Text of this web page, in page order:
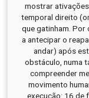
mostrar
temporal direito
que gatinham.
a antecipar o
andar) após
obstáculo, numa
compreender
movimento
execução: 16 de